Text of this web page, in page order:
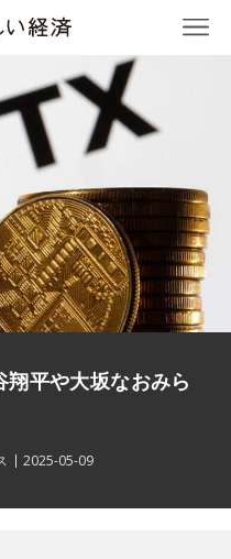
平や大坂なおみら
2025-05-09